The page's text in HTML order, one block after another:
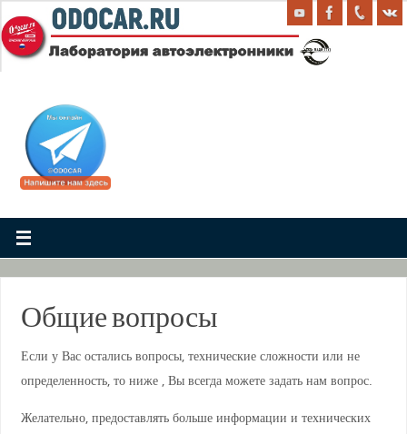
. .
Общие вопросы
Если у Вас остались вопросы, технические сложности или не
определенность, то ниже , Вы всегда можете задать нам вопрос.
Желательно, предоставлять больше информации и технических